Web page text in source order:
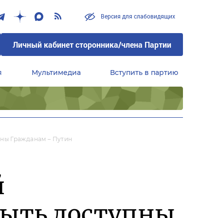
Версия для слабовидящих
Личный кабинет сторонника/члена Партии
Мультимедиа Вступить в партию
Гражданам – Путин